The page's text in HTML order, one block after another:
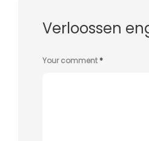
Verloossen
Your comment*